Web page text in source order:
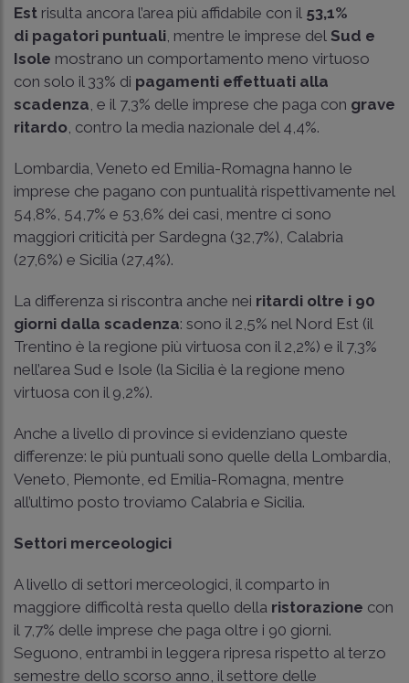
Est risulta ancora l’area più affidabile con il 53,1%
di pagatori puntuali , mentre le imprese del Sud e
Isole mostrano un comportamento meno virtuoso
con solo il 33% di pagamenti effettuati alla
scadenza , e il 7,3% delle imprese che paga con grave
ritardo , contro la media nazionale del 4,4%.
Lombardia, Veneto ed Emilia-Romagna hanno le
imprese che pagano con puntualità rispettivamente nel
54,8%, 54,7% e 53,6% dei casi, mentre ci sono
maggiori criticità per Sardegna (32,7%), Calabria
(27,6%) e Sicilia (27,4%).
La differenza si riscontra anche nei ritardi oltre i 90
giorni dalla scadenza: sono il 2,5% nel Nord Est (il
Trentino è la regione più virtuosa con il 2,2%) e il 7,3%
nell’area Sud e Isole (la Sicilia è la regione meno
virtuosa con il 9,2%).
Anche a livello di province si evidenziano queste
differenze: le più puntuali sono quelle della Lombardia,
Veneto, Piemonte, ed Emilia-Romagna, mentre
all’ultimo posto troviamo Calabria e Sicilia.
Settori merceologici
A livello di settori merceologici, il comparto in
maggiore difficoltà resta quello della ristorazione con
il 7,7% delle imprese che paga oltre i 90 giorni.
Seguono, entrambi in leggera ripresa rispetto al terzo
semestre dello scorso anno, il settore delle